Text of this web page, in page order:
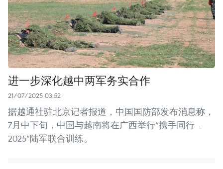
进一步深化越中两军务实合作
21/07/2025 03:52
据越通社驻北京记者报道，中国国防部发布消息称，
7月中下旬，中国与越南将在广西举行“携手同行—
2025”陆军联合训练。